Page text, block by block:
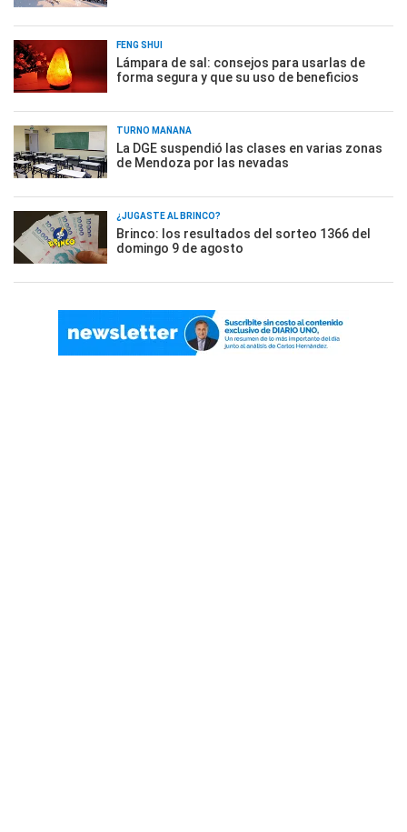
FENG SHUI
Lámpara de sal: consejos para usarlas de
forma segura y que su uso de beneficios
TURNO MAÑANA
La DGE suspendió las clases en varias zonas
de Mendoza por las nevadas
¿JUGASTE AL BRINCO?
Brinco: los resultados del sorteo 1366 del
domingo 9 de agosto